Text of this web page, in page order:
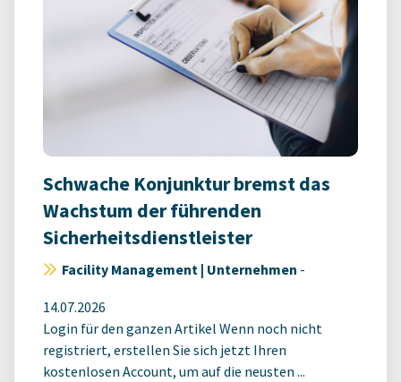
Schwache Konjunktur bremst das
Wachstum der führenden
Sicherheitsdienstleister
Facility Management | Unternehmen -
14.07.2026
Login für den ganzen Artikel Wenn noch nicht
registriert, erstellen Sie sich jetzt Ihren
kostenlosen Account, um auf die neusten ...